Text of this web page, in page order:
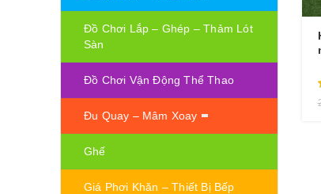
Đồ Chơi Lắp – Ghép – Thảm Lót
Sàn
Đồ Chơi Vận Động Thể Thao
Đu Quay – Mâm Xoay
Ghế
Giá Phơi Khăn – Thiết Bị Bếp